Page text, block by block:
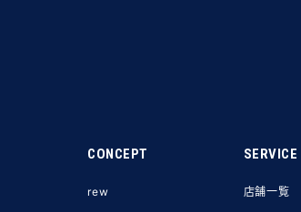
CONCEPT
rew
SERVICE
店舗一覧